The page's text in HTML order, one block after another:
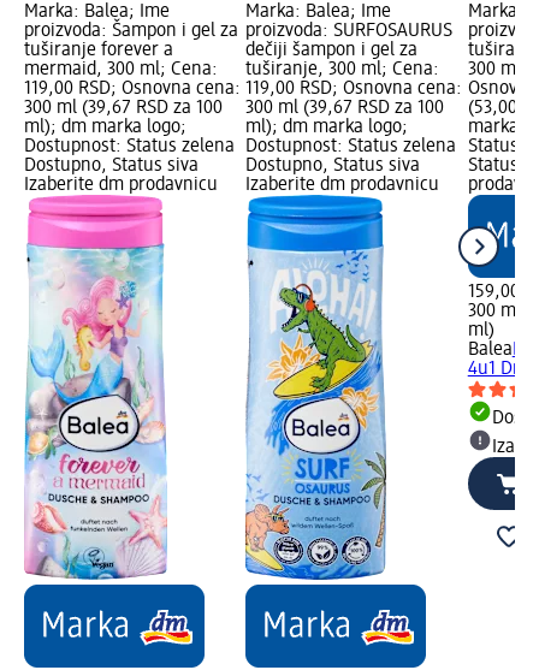
Marka: Balea; Ime
proizvoda: Šampon i gel za
tuširanje forever a
mermaid, 300 ml; Cena:
119,00 RSD; Osnovna cena:
300 ml (39,67 RSD za 100
ml); dm marka logo;
Dostupnost: Status zelena
Dostupno, Status siva
Izaberite dm prodavnicu
Marka: Balea; Ime
proizvoda: SURFOSAURUS
dečiji šampon i gel za
tuširanje, 300 ml; Cena:
119,00 RSD; Osnovna cena:
300 ml (39,67 RSD za 100
ml); dm marka logo;
Dostupnost: Status zelena
Dostupno, Status siva
Izaberite dm prodavnicu
Marka:
300 ml;
(53,00
marka
Status
Status
159,00
300 ml
ml)
Balea
4u1